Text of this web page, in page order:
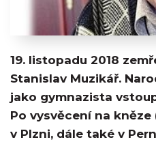
19. listopadu 2018
Stanislav Muzikář.
jako gymnazista
Po vysvěcení na
v Plzni, dále také v